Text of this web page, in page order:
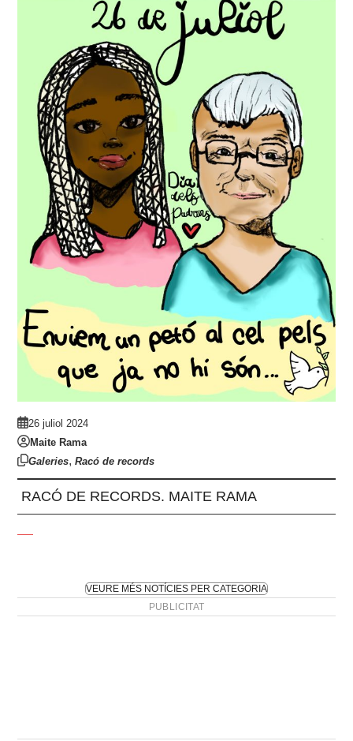
26 juliol 2024
Maite Rama
Galeries,Racó de records
RACÓ DE RECORDS. MAITE RAMA
VEURE MÉS NOTÍCIES PER CATEGORIA
PUBLICITAT